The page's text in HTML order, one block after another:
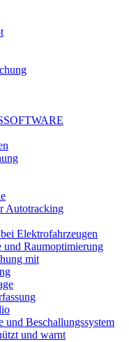
Autotracking​
Elektrofahrzeugen
und Raumoptimierung
mit
und Beschallungssystem
und warnt